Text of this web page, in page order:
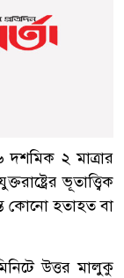
দশমিক ২ মাত্রার
ভূতাত্ত্বিক
কোনো হতাহত বা
উত্তর মালুকু